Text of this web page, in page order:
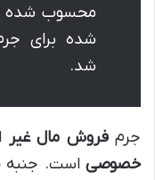
محسوب شده
شده برای
شد.
جرمفروش مال غیر
خصوصی است. جنبه